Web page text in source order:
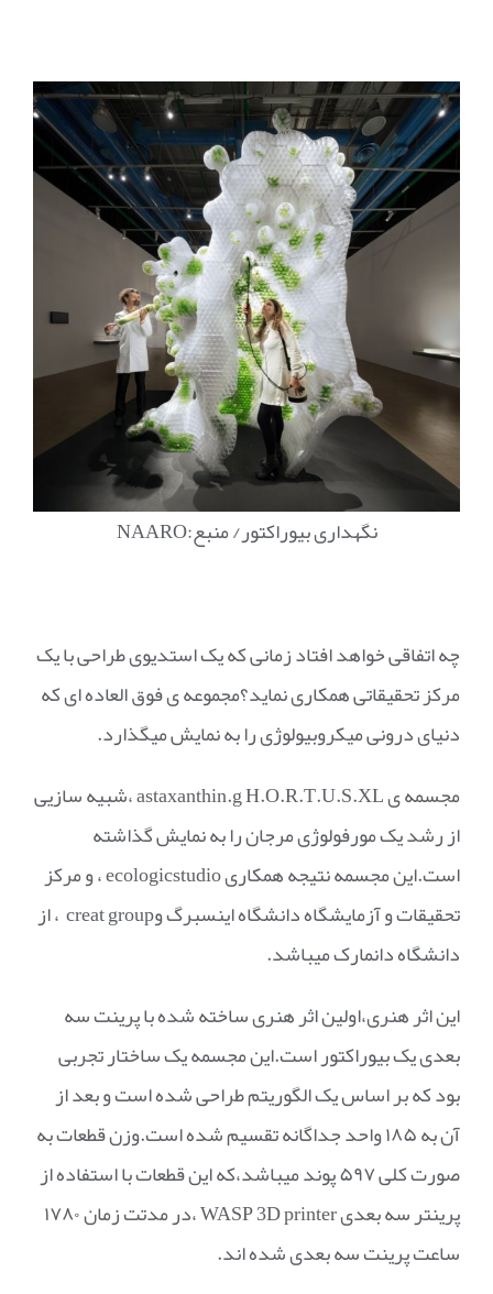
نگهداری بیوراکتور/ منبع:NAARO
چه اتفاقی خواهد افتاد زمانی که یک استدیوی طراحی با یک
مرکز تحقیقاتی همکاری نماید؟مجموعه ی فوق العاده ای که
دنیای درونی میکروبیولوژی را به نمایش میگذارد.
مجسمه ی astaxanthin.g H.O.R.T.U.S.XL ،شبیه سازیی
از رشد یک مورفولوژی مرجان را به نمایش گذاشته
است.این مجسمه نتیجه همکاری ecologicstudio ، و مرکز
تحقیقات و آزمایشگاه دانشگاه اینسبرگ وcreat group ، از
دانشگاه دانمارک میباشد.
این اثر هنری،اولین اثر هنری ساخته شده با پرینت سه
بعدی یک بیوراکتور است.این مجسمه یک ساختار تجربی
بود که بر اساس یک الگوریتم طراحی شده است و بعد از
آن به ۱۸۵ واحد جداگانه تقسیم شده است.وزن قطعات به
صورت کلی ۵۹۷ پوند میباشد،که این قطعات با استفاده از
پرینتر سه بعدی WASP 3D printer ،در مدتت زمان ۱۷۸۰
ساعت پرینت سه بعدی شده اند.